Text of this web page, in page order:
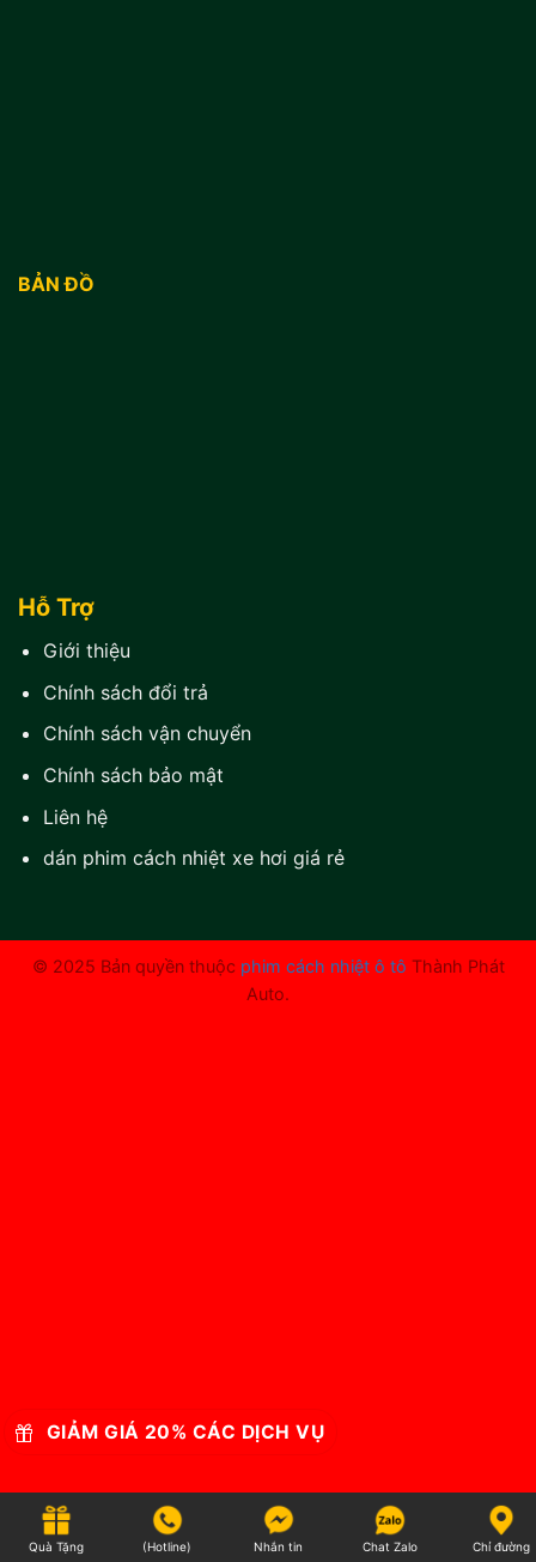
BẢN ĐỒ
Hỗ Trợ
Giới thiệu
Chính sách đổi trả
Chính sách vận chuyển
Chính sách bảo mật
Liên hệ
dán phim cách nhiệt xe hơi giá rẻ
GIẢM GIÁ 20% CÁC DỊCH VỤ
© 2025 Bản quyền thuộc phim cách nhiệt ô tô Thành Phát
Auto.
Quà Tặng (Hotline) Nhắn tin Chat Zalo Chỉ đường